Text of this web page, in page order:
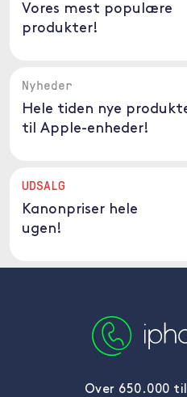
Vores mest populære
produkter!
Nyheder
Hele tiden nye
til Apple-enheder!
UDSALG
Kanonpriser hele
ugen!
Over 650.000